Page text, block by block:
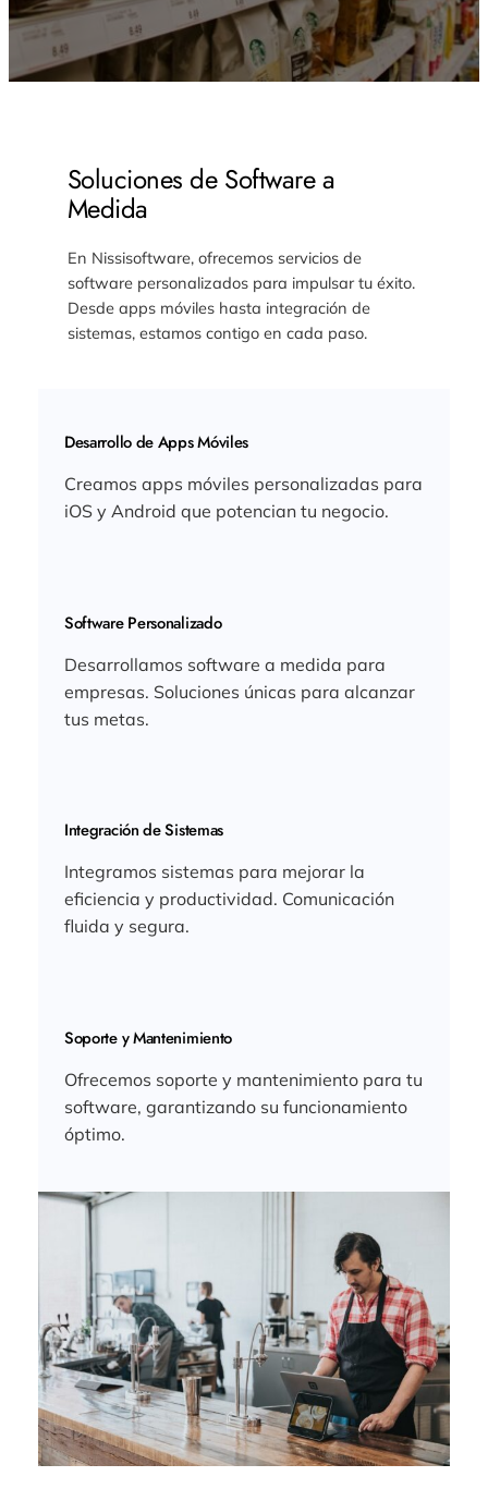
Soluciones de Software a
Medida
En Nissisoftware, ofrecemos servicios de
software personalizados para impulsar tu éxito.
Desde apps móviles hasta integración de
sistemas, estamos contigo en cada paso.
Desarrollo de Apps Móviles
Creamos apps móviles personalizadas para
iOS y Android que potencian tu negocio.
Software Personalizado
Desarrollamos software a medida para
empresas. Soluciones únicas para alcanzar
tus metas.
Integración de Sistemas
Integramos sistemas para mejorar la
eficiencia y productividad. Comunicación
fluida y segura.
Soporte y Mantenimiento
Ofrecemos soporte y mantenimiento para tu
software, garantizando su funcionamiento
óptimo.